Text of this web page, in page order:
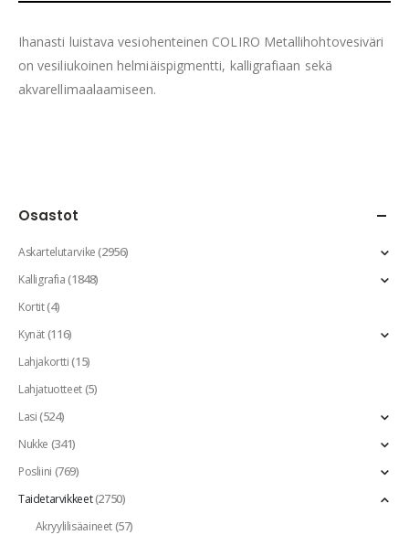
Ihanasti luistava vesiohenteinen COLIRO Metallihohtovesiväri
on vesiliukoinen helmiäispigmentti, kalligrafiaan sekä
akvarellimaalaamiseen.
Osastot
Askartelutarvike(2956)
Kalligrafia(1848)
Kortit(4)
Kynät(116)
Lahjakortti(15)
Lahjatuotteet(5)
Lasi(524)
Nukke (341)
Posliini (769)
Taidetarvikkeet(2750)
Akryylilisäaineet(57)